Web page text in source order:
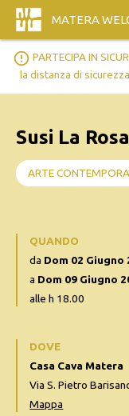
MATERA
error_outline PARTECIPA IN
la distanza di
Susi La
ARTE
QUANDO
da Dom 02 Giugno
a Dom 09 Giugno
alle h 18.00
DOVE
Casa Cava Matera
Via S. Pietro
Mappa